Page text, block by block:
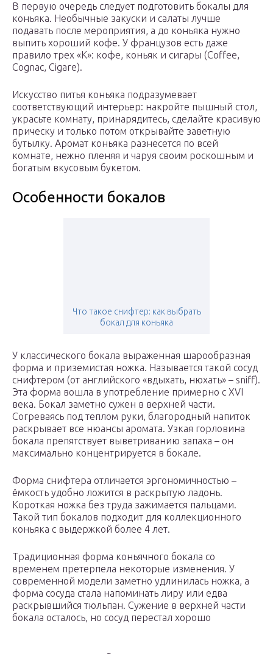
В первую очередь следует подготовить бокалы для
коньяка. Необычные закуски и салаты лучше
подавать после мероприятия, а до коньяка нужно
выпить хороший кофе. У французов есть даже
правило трех «К»: кофе, коньяк и сигары (Coffee,
Cognac, Cigare).
Искусство питья коньяка подразумевает
соответствующий интерьер: накройте пышный стол,
украсьте комнату, принарядитесь, сделайте красивую
прическу и только потом открывайте заветную
бутылку. Аромат коньяка разнесется по всей
комнате, нежно пленяя и чаруя своим роскошным и
богатым вкусовым букетом.
Особенности бокалов
Что такое снифтер: как выбрать
бокал для коньяка
У классического бокала выраженная шарообразная
форма и приземистая ножка. Называется такой сосуд
снифтером (от английского «вдыхать, нюхать» – sniff).
Эта форма вошла в употребление примерно с XVI
века. Бокал заметно сужен в верхней части.
Согреваясь под теплом руки, благородный напиток
раскрывает все нюансы аромата. Узкая горловина
бокала препятствует выветриванию запаха – он
максимально концентрируется в бокале.
Форма снифтера отличается эргономичностью –
ёмкость удобно ложится в раскрытую ладонь.
Короткая ножка без труда зажимается пальцами.
Такой тип бокалов подходит для коллекционного
коньяка с выдержкой более 4 лет.
Традиционная форма коньячного бокала со
временем претерпела некоторые изменения. У
современной модели заметно удлинилась ножка, а
форма сосуда стала напоминать лиру или едва
раскрывшийся тюльпан. Сужение в верхней части
бокала осталось, но сосуд перестал хорошо